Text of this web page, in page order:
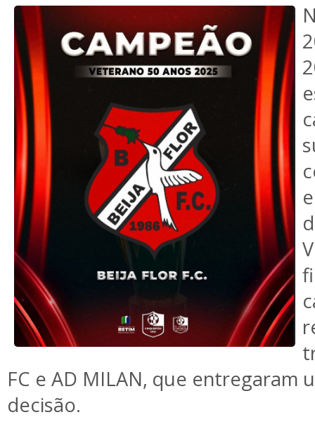
FC e AD MILAN, que entregaram
decisão.